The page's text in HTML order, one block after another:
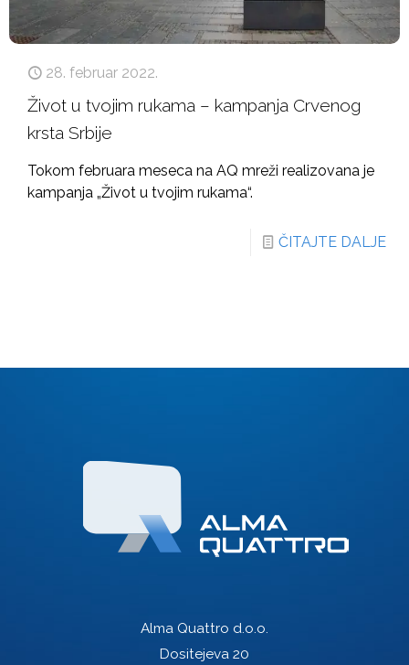
28. februar 2022.
Život u tvojim rukama – kampanja Crvenog
krsta Srbije
Tokom februara meseca na AQ mreži realizovana je
kampanja „Život u tvojim rukama“.
ČITAJTE DALJE
Alma Quattro d.o.o.
Dositejeva 20